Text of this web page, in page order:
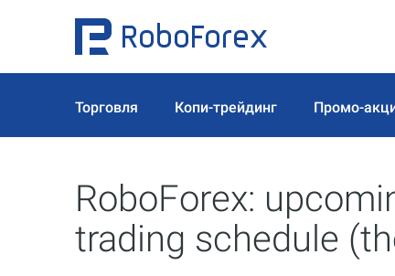
Торговля Копи-трейдинг Промо-
RoboForex:
trading schedule